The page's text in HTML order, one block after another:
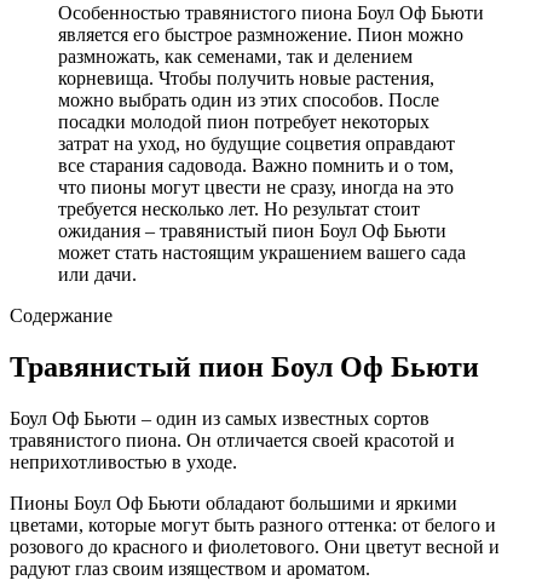
Особенностью травянистого пиона Боул Оф Бьюти
является его быстрое размножение. Пион можно
размножать, как семенами, так и делением
корневища. Чтобы получить новые растения,
можно выбрать один из этих способов. После
посадки молодой пион потребует некоторых
затрат на уход, но будущие соцветия оправдают
все старания садовода. Важно помнить и о том,
что пионы могут цвести не сразу, иногда на это
требуется несколько лет. Но результат стоит
ожидания – травянистый пион Боул Оф Бьюти
может стать настоящим украшением вашего сада
или дачи.
Содержание
Травянистый пион Боул Оф Бьюти
Боул Оф Бьюти – один из самых известных сортов
травянистого пиона. Он отличается своей красотой и
неприхотливостью в уходе.
Пионы Боул Оф Бьюти обладают большими и яркими
цветами, которые могут быть разного оттенка: от белого и
розового до красного и фиолетового. Они цветут весной и
радуют глаз своим изяществом и ароматом.